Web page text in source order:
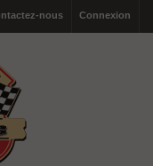
Connexion
nous